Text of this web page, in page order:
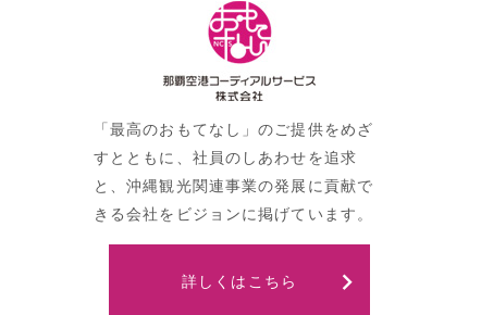
「最高のおもてなし」のご提供をめざ
すとともに、社員のしあわせを追求
と、沖縄観光関連事業の発展に貢献で
きる会社をビジョンに掲げています。
詳しくはこちら